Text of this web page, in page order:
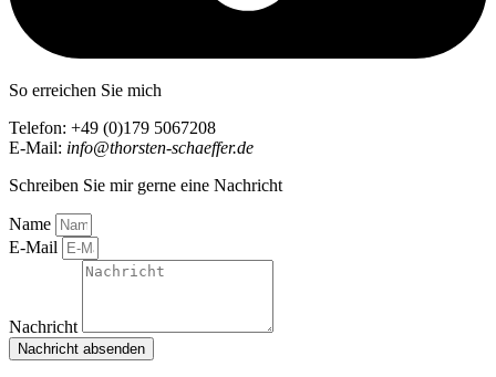
So erreichen Sie mich
Telefon: +49 (0)179 5067208
E-Mail: info@thorsten-schaeffer.de
Schreiben Sie mir gerne eine Nachricht
Name
E-Mail
Nachricht
Nachricht absenden